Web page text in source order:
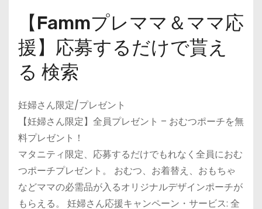
【Fammプレママ＆ママ応
援】応募するだけで貰え
る 検索
妊婦さん限定/プレゼント
【妊婦さん限定】全員プレゼント – おむつポーチを無
料プレゼント！
マタニティ限定、応募するだけでもれなく全員におむ
つポーチプレゼント。 おむつ、お着替え、おもちゃ
などママの必需品が入るオリジナルデザインポーチが
もらえる。 妊婦さん応援キャンペーン・サービス: 全